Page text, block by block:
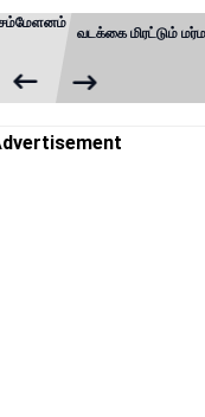
சம்மேளனம்
வடக்கை மிரட்டும்